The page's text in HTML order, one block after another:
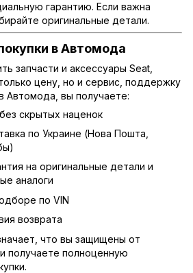
гарантию. Если важна
оригинальные детали.
в Автомода
запчасти и аксессуары Seat,
цену, но и сервис, поддержку
Автомода, вы получаете:
скрытых наценок
по Украине (Нова Пошта,
на оригинальные детали и
аналоги
по VIN
возврата
что вы защищены от
получаете полноценную